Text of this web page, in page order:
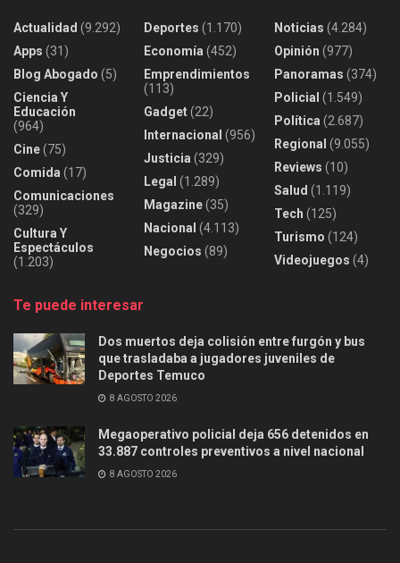
Actualidad (9.292)
Apps (31)
Blog Abogado (5)
Ciencia Y
Educación
(964)
Cine(75)
Comida (17)
Comunicaciones
(329)
Cultura Y
Espectáculos
(1.203)
Deportes (1.170)
Economía (452)
Emprendimientos
(113)
Gadget(22)
Internacional (956)
Justicia (329)
Legal (1.289)
Magazine(35)
Nacional (4.113)
Negocios (89)
Noticias (4.284)
Opinión (977)
Panoramas (374)
Policial (1.549)
Política (2.687)
Regional (9.055)
Reviews (10)
Salud (1.119)
Tech (125)
Turismo (124)
Videojuegos (4)
Te puede interesar
Dos muertos deja colisión entre furgón y bus
que trasladaba a jugadores juveniles de
Deportes Temuco
8 AGOSTO 2026
Megaoperativo policial deja 656 detenidos en
33.887 controles preventivos a nivel nacional
8 AGOSTO 2026